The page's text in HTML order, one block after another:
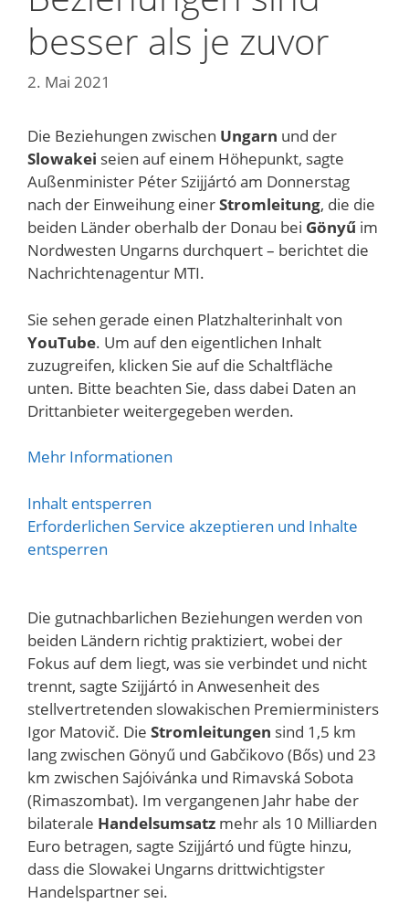
besser als je zuvor
2. Mai 2021
Die Beziehungen zwischen Ungarn und der
Slowakei seien auf einem Höhepunkt, sagte
Außenminister Péter Szijjártó am Donnerstag
nach der Einweihung einerStromleitung, die die
beiden Länder oberhalb der Donau bei Gönyű im
Nordwesten Ungarns durchquert – berichtet die
Nachrichtenagentur MTI.
Sie sehen gerade einen Platzhalterinhalt von
YouTube. Um auf den eigentlichen Inhalt
zuzugreifen, klicken Sie auf die Schaltfläche
unten. Bitte beachten Sie, dass dabei Daten an
Drittanbieter weitergegeben werden.
Mehr Informationen
Inhalt entsperren
Erforderlichen Service akzeptieren und Inhalte
entsperren
Die gutnachbarlichen Beziehungen werden von
beiden Ländern richtig praktiziert, wobei der
Fokus auf dem liegt, was sie verbindet und nicht
trennt, sagte Szijjártó in Anwesenheit des
stellvertretenden slowakischen Premierministers
Igor Matovič. Die Stromleitungen sind 1,5 km
lang zwischen Gönyű und Gabčikovo (Bős) und 23
km zwischen Sajóivánka und Rimavská Sobota
(Rimaszombat). Im vergangenen Jahr habe der
bilaterale Handelsumsatz mehr als 10 Milliarden
Euro betragen, sagte Szijjártó und fügte hinzu,
dass die Slowakei Ungarns drittwichtigster
Handelspartner sei.